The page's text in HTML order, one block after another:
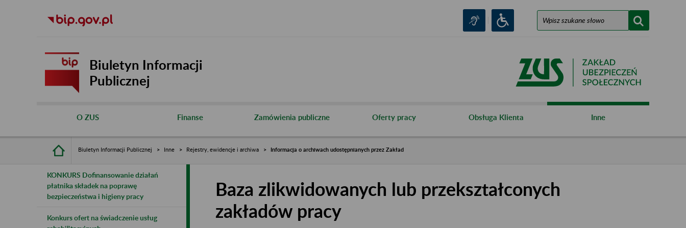
Biuletyn Informacji
Publicznej
O ZUS Finanse Zamówienia publiczne Oferty pracy Obsługa Klienta Inne
Biuletyn Informacji Publicznej Inne Rejestry, ewidencje i archiwa Informacja o archiwach udostępnianych przez Zakład
KONKURS Dofinansowanie działań
płatnika składek na poprawę
bezpieczeństwa i higieny pracy
Konkurs ofert na świadczenie usług
Baza zlikwidowanych lub przekształconych
zakładów pracy